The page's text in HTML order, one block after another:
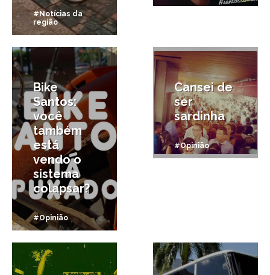
#Notícias da
região
22/12/2014
Bike
Santos:
você
também
está
vendo o
sistema
colapsar?
#Opinião
Cansei de
ser
sardinha
#Opinião
16/06/2013